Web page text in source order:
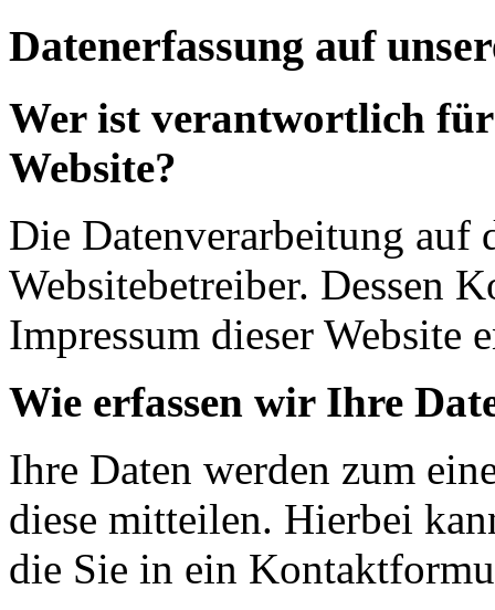
Datenerfassung auf
Wer ist verantwortlich für
Website?
Die Datenverarbeitung auf
Websitebetreiber. Dessen
Impressum dieser Website
Wie erfassen wir Ihre
Ihre Daten werden zum
diese mitteilen. Hierbei
die Sie in ein